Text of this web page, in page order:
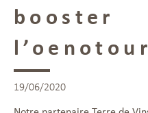
booster
19/06/2020